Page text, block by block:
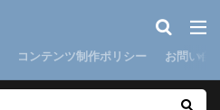
コンテンツ制作ポリシー お問い合